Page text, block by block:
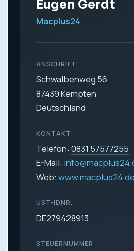
Eugen Gerdt
Macplus24
ANSCHRIFT
Schwalbenweg 56
87439 Kempten
Deutschland
KONTAKT
Telefon: 0831 57577255
E-Mail:
Web: www.macplus24.de
UST-IDNR.
DE279428913
STEUERNUMMER